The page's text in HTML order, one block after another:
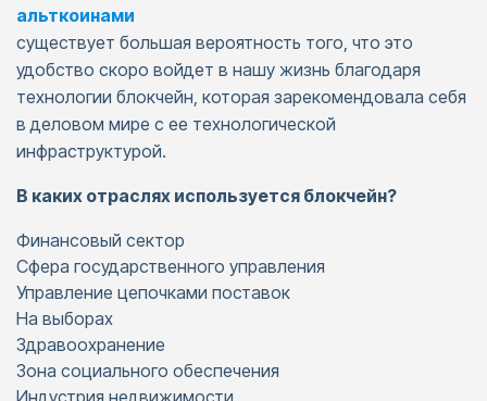
альткоинами
существует большая вероятность того, что это
удобство скоро войдет в нашу жизнь благодаря
технологии блокчейн, которая зарекомендовала себя
в деловом мире с ее технологической
инфраструктурой.
В каких отраслях используется блокчейн?
Финансовый сектор
Сфера государственного управления
Управление цепочками поставок
На выборах
Здравоохранение
Зона социального обеспечения
Индустрия недвижимости